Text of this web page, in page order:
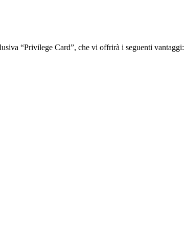
“Privilege Card”, che vi offrirà i seguenti vantaggi: